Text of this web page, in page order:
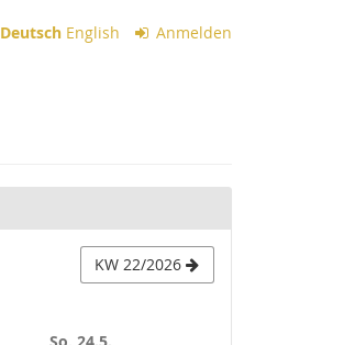
Deutsch English Anmelden
KW 22/2026